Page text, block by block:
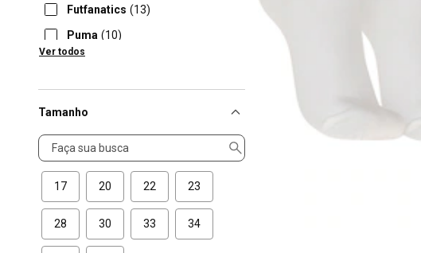
Futfanatics (13)
Puma (10)
Oxer
Ver todos
Tamanho
Tamanho
17 20 22 23
28 30 33 34